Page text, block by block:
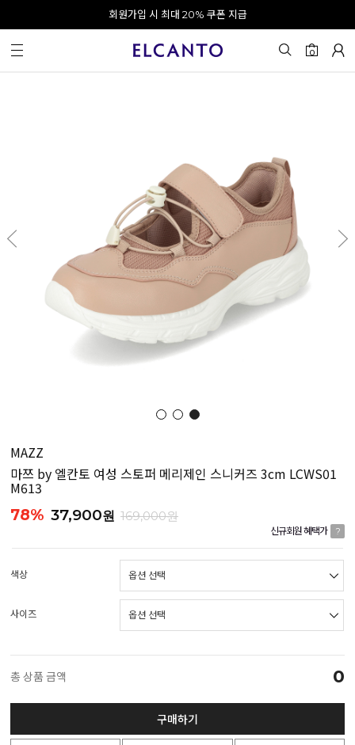
오전 10시 이전 결제 완료 시 오늘 출발!
회원가입 시 최대 20% 쿠폰 지급
0
MAZZ
마쯔 by 엘칸토 여성 스토퍼 메리제인 스니커즈 3cm LCWS01
M613
78% 37,900원 169,000원
신규회원 혜택가 ?
색상
사이즈
총 상품 금액 0
구매하기